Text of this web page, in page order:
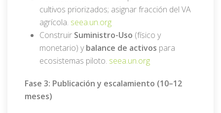
cultivos priorizados; asignar fracción del VA
agrícola. seea.un.org
Construir Suministro-Uso (físico y
monetario) y balance de activos para
ecosistemas piloto. seea.un.org
Fase 3: Publicación y escalamiento (10–12
meses)